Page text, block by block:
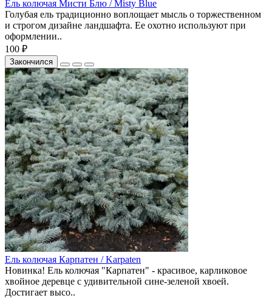
Ель колючая Мисти Блю / Misty Blue
Голубая ель традиционно воплощает мысль о торжественном
и строгом дизайне ландшафта. Ее охотно используют при
оформлении..
100 ₽
Закончился
Ель колючая Карпатен / Karpaten
Новинка! Ель колючая "Карпатен" - красивое, карликовое
хвойное деревце с удивительной сине-зеленой хвоей.
Достигает высо..